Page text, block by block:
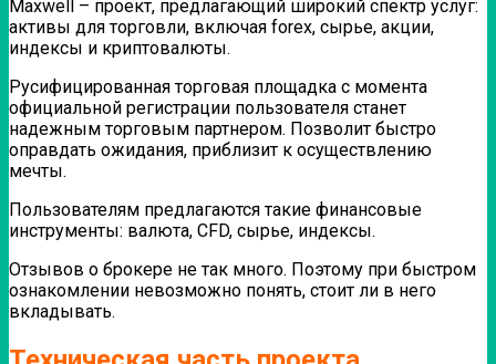
Maxwell – проект, предлагающий широкий спектр услуг:
активы для торговли, включая forex, сырье, акции,
индексы и криптовалюты.
Русифицированная торговая площадка с момента
официальной регистрации пользователя станет
надежным торговым партнером. Позволит быстро
оправдать ожидания, приблизит к осуществлению
мечты.
Пользователям предлагаются такие финансовые
инструменты: валюта, CFD, сырье, индексы.
Отзывов о брокере не так много. Поэтому при быстром
ознакомлении невозможно понять, стоит ли в него
вкладывать.